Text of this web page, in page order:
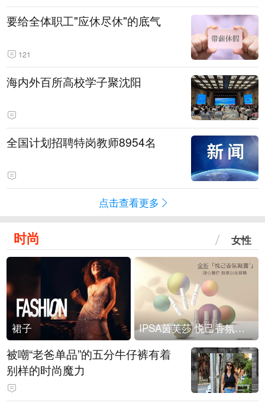
要给全体职工"应休尽休"的底气
121
海内外百所高校学子聚沈阳
全国计划招聘特岗教师8954名
点击查看更多
时尚 女性
裙子 IPSA茵芙莎 悦己香氛凝露上市
被嘲“老爸单品”的五分牛仔裤有着
别样的时尚魔力